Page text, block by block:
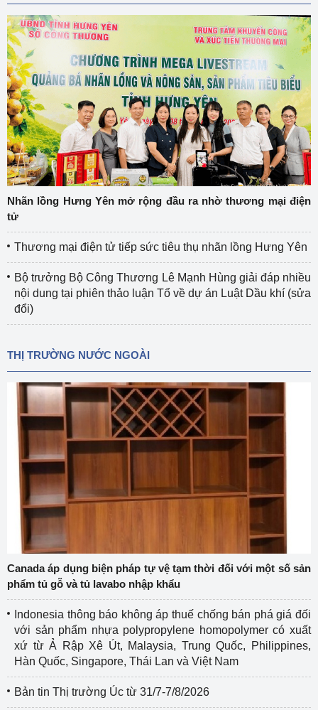
Nhãn lồng Hưng Yên mở rộng đầu ra nhờ thương mại điện
tử
Thương mại điện tử tiếp sức tiêu thụ nhãn lồng Hưng Yên
Bộ trưởng Bộ Công Thương Lê Mạnh Hùng giải đáp nhiều
nội dung tại phiên thảo luận Tổ về dự án Luật Dầu khí (sửa
đổi)
THỊ TRƯỜNG NƯỚC NGOÀI
Canada áp dụng biện pháp tự vệ tạm thời đối với một số sản
phẩm tủ gỗ và tủ lavabo nhập khẩu
Indonesia thông báo không áp thuế chống bán phá giá đối
với sản phẩm nhựa polypropylene homopolymer có xuất
xứ từ Ả Rập Xê Út, Malaysia, Trung Quốc, Philippines,
Hàn Quốc, Singapore, Thái Lan và Việt Nam
Bản tin Thị trường Úc từ 31/7-7/8/2026